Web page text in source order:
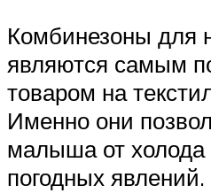
Комбинезоны для
являются самым
товаром на
Именно они
малыша от холода
погодных явлений.